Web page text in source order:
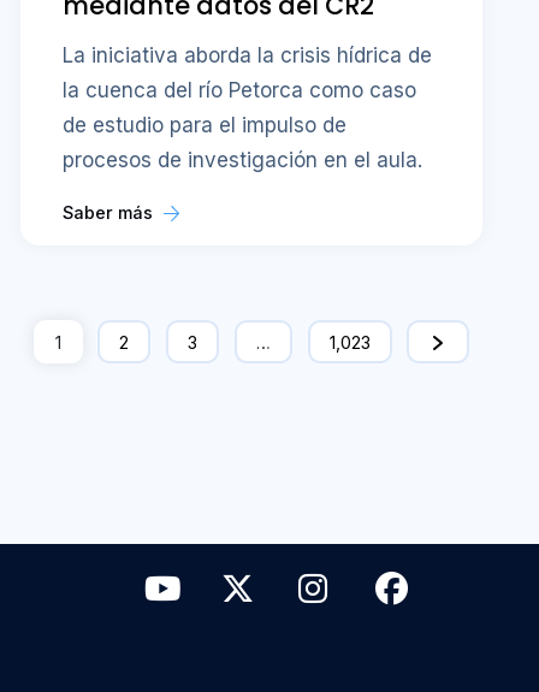
La iniciativa aborda la crisis hídrica de
la cuenca del río Petorca como caso
de estudio para el impulso de
procesos de investigación en el aula.
Saber más
1 2 3 … 1,023